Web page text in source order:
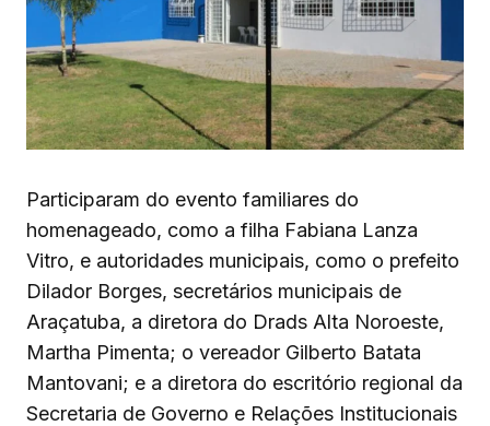
Participaram do evento familiares do
homenageado, como a filha Fabiana Lanza
Vitro, e autoridades municipais, como o prefeito
Dilador Borges, secretários municipais de
Araçatuba, a diretora do Drads Alta Noroeste,
Martha Pimenta; o vereador Gilberto Batata
Mantovani; e a diretora do escritório regional da
Secretaria de Governo e Relações Institucionais